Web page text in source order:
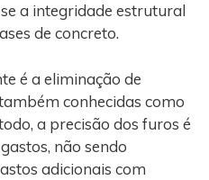
a integridade estrutural
de concreto.
é a eliminação de
conhecidas como
a precisão dos furos é
não sendo
adicionais com